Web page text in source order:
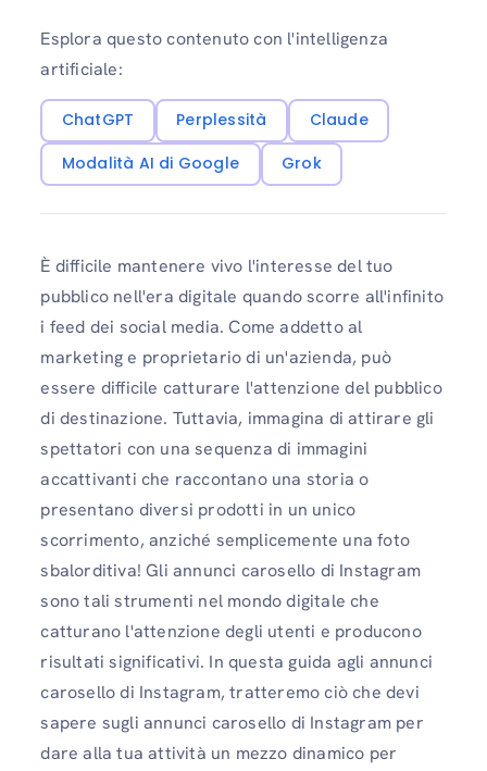
Esplora questo contenuto con l'intelligenza
artificiale:
ChatGPT Perplessità
Claude
Modalità AI di Google
Grok
È difficile mantenere vivo l'interesse del tuo
pubblico nell'era digitale quando scorre all'infinito
i feed dei social media. Come addetto al
marketing e proprietario di un'azienda, può
essere difficile catturare l'attenzione del pubblico
di destinazione. Tuttavia, immagina di attirare gli
spettatori con una sequenza di immagini
accattivanti che raccontano una storia o
presentano diversi prodotti in un unico
scorrimento, anziché semplicemente una foto
sbalorditiva! Gli annunci carosello di Instagram
sono tali strumenti nel mondo digitale che
catturano l'attenzione degli utenti e producono
risultati significativi. In questa guida agli annunci
carosello di Instagram, tratteremo ciò che devi
sapere sugli annunci carosello di Instagram per
dare alla tua attività un mezzo dinamico per